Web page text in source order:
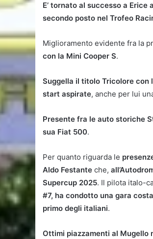
E’ tornato al successo a
secondo posto nel Trofeo
Miglioramento evidente fra la
con la Mini Cooper S.
Suggella il titolo Tricolore con
start aspirate, anche per lui
Presente fra le auto storiche
sua Fiat 500.
Per quanto riguarda le
Aldo Festante che,
Supercup 2025. Il pilota italo-
#7, ha condotto una gara
primo degli italiani.
Ottimi piazzamenti al Mugello